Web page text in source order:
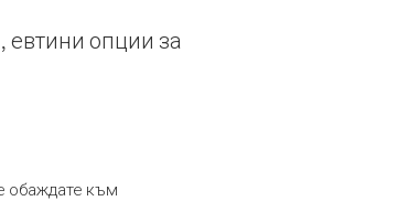
евтини опции за
обаждате към